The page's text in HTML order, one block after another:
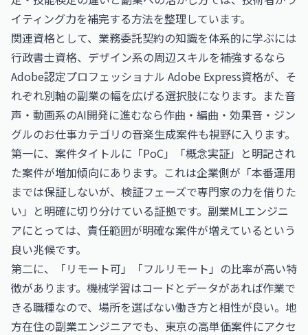
イティング力を補完する方法を整理しています。
関連資格として、業務委託契約の知識を体系的に学ぶには
行政書士資格、デザイン系の周辺スキルを補強するなら
Adobe認定プロフェッショナル Adobe Express資格が、そ
れぞれ別軸の副業の幅を広げる選択肢になります。また音
声・動画系のAI開発に進むなら作曲・編曲・効果音・ジン
グルのお仕事カテゴリの音楽生成案件も視野に入ります。
第一に、案件タイトルに「PoC」「概念実証」と明記され
た案件が増加傾向にあります。これは企業側が「本番運用
までは保証しないが、検証フェーズで専門家の力を借りた
い」と明確に切り分けている証拠です。副業MLエンジニ
アにとっては、責任範囲が明確な案件が増えているという
良い兆候です。
第二に、「リモート可」「フルリモート」の比率が高い特
徴があります。機械学習はコードとデータがあれば作業で
きる職種なので、場所を選ばない働き方と相性が良い。地
方在住の副業エンジニアでも、東京の高単価案件にアクセ